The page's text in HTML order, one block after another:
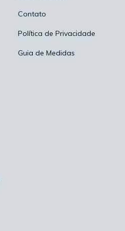
Contato
Política de Privacidade
Guia de Medidas